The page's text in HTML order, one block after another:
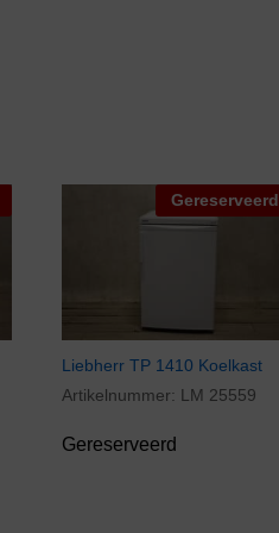
Gereserveerd
Liebherr TP 1410 Koelkast
Artikelnummer: LM 25559
Gereserveerd